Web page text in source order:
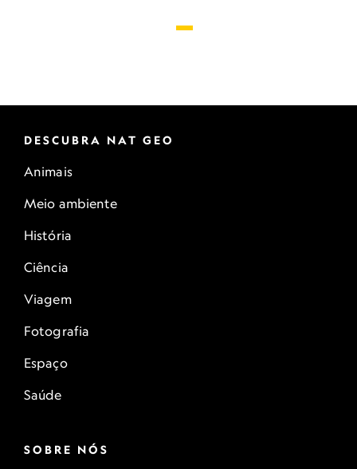
DESCUBRA NAT GEO
Animais
Meio ambiente
História
Ciência
Viagem
Fotografia
Espaço
Saúde
SOBRE NÓS